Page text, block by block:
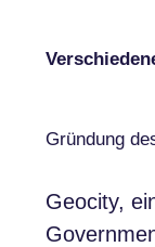
Gründung
Geocity,